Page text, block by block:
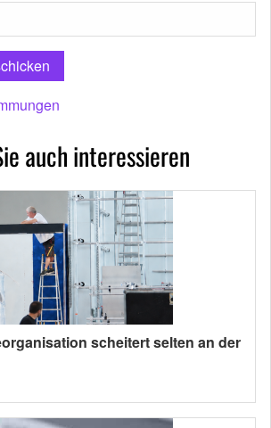
auch interessieren
scheitert selten an der